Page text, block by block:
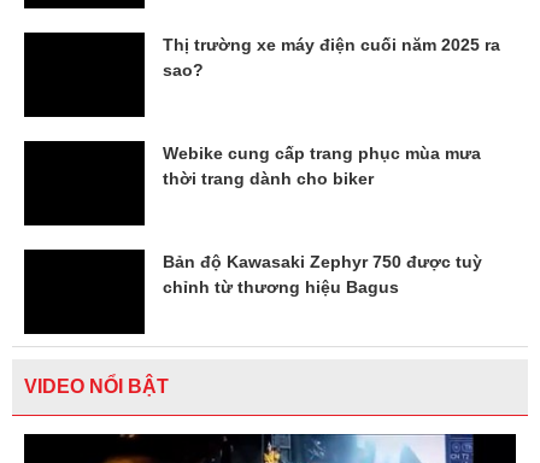
Thị trường xe máy điện cuối năm 2025 ra
sao?
Webike cung cấp trang phục mùa mưa
thời trang dành cho biker
Bản độ Kawasaki Zephyr 750 được tuỳ
chỉnh từ thương hiệu Bagus
VIDEO NỔI BẬT